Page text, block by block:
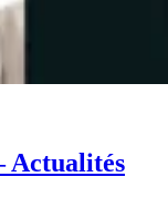
Actualités